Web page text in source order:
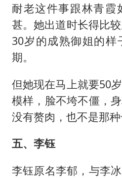
耐老这件事跟林青霞
甚。她出道时长得比
30岁的成熟御姐的样
期。
但她现在马上就要50
模样，脸不垮不僵，
没有赘肉，也不是那种
五、李钰
李钰原名李郁，与李